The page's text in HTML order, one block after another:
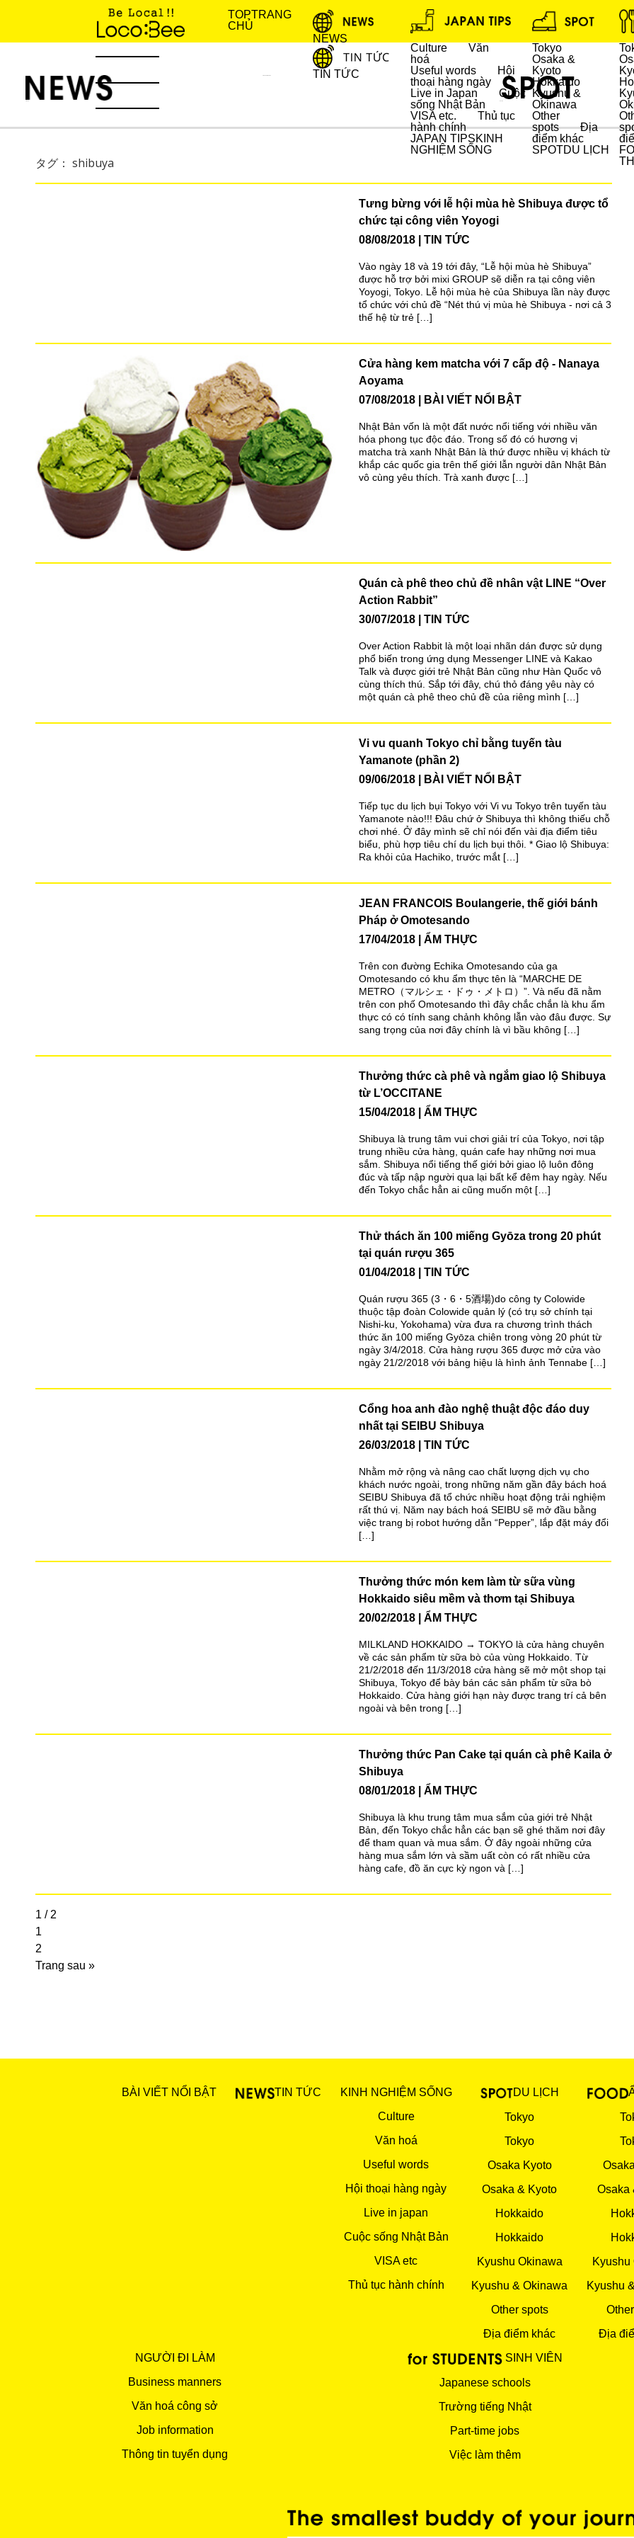
TOPTRANG
CHỦ
NEWS
TIN TỨC
Culture
Văn
hoá
Useful words
Hội
thoại hàng ngày
Live in Japan
Cuộc
sống Nhật Bản
VISA etc.
Thủ tục
hành chính
JAPAN TIPSKINH
NGHIỆM SỐNG
Tokyo
Osaka &
Kyoto
Hokkaido
Kyushu &
Okinawa
Other
spots
Địa
điểm khác
SPOTDU LỊCH
タグ： shibuya
Tưng bừng với lễ hội mùa hè Shibuya được tổ
chức tại công viên Yoyogi
08/08/2018
TIN TỨC
Vào ngày 18 và 19 tới đây, “Lễ hội mùa hè Shibuya”
được hỗ trợ bởi mixi GROUP sẽ diễn ra tại công viên
Yoyogi, Tokyo. Lễ hội mùa hè của Shibuya lần này được
tổ chức với chủ đề “Nét thú vị mùa hè Shibuya - nơi cả 3
thế hệ từ trẻ […]
Cửa hàng kem matcha với 7 cấp độ - Nanaya
Aoyama
07/08/2018
BÀI VIẾT NỔI BẬT
Nhật Bản vốn là một đất nước nổi tiếng với nhiều văn
hóa phong tục độc đáo. Trong số đó có hương vị
matcha trà xanh Nhật Bản là thứ được nhiều vị khách từ
khắp các quốc gia trên thế giới lẫn người dân Nhật Bản
vô cùng yêu thích. Trà xanh được […]
Quán cà phê theo chủ đề nhân vật LINE “Over
Action Rabbit”
30/07/2018
TIN TỨC
Over Action Rabbit là một loại nhãn dán được sử dụng
phổ biến trong ứng dụng Messenger LINE và Kakao
Talk và được giới trẻ Nhật Bản cũng như Hàn Quốc vô
cùng thích thú. Sắp tới đây, chú thỏ đáng yêu này có
một quán cà phê theo chủ đề của riêng mình […]
Vi vu quanh Tokyo chỉ bằng tuyến tàu
Yamanote (phần 2)
09/06/2018
BÀI VIẾT NỔI BẬT
Tiếp tục du lịch bụi Tokyo với Vi vu Tokyo trên tuyến tàu
Yamanote nào!!! Đâu chứ ở Shibuya thì không thiếu chỗ
chơi nhé. Ở đây mình sẽ chỉ nói đến vài địa điểm tiêu
biểu, phù hợp tiêu chí du lịch bụi thôi. * Giao lộ Shibuya:
Ra khỏi của Hachiko, trước mắt […]
JEAN FRANCOIS Boulangerie, thế giới bánh
Pháp ở Omotesando
17/04/2018
ẨM THỰC
Trên con đường Echika Omotesando của ga
Omotesando có khu ẩm thực tên là “MARCHE DE
METRO（マルシェ・ドゥ・メトロ）”. Và nếu đã nằm
trên con phố Omotesando thì đây chắc chắn là khu ẩm
thực có có tính sang chảnh không lẫn vào đâu được. Sự
sang trọng của nơi đây chính là vì bầu không […]
Thưởng thức cà phê và ngắm giao lộ Shibuya
từ L’OCCITANE
15/04/2018
ẨM THỰC
Shibuya là trung tâm vui chơi giải trí của Tokyo, nơi tập
trung nhiều cửa hàng, quán cafe hay những nơi mua
sắm. Shibuya nổi tiếng thế giới bởi giao lộ luôn đông
đúc và tấp nập người qua lại bất kể đêm hay ngày. Nếu
đến Tokyo chắc hẳn ai cũng muốn một […]
Thử thách ăn 100 miếng Gyōza trong 20 phút
tại quán rượu 365
01/04/2018
TIN TỨC
Quán rượu 365 (3・6・5酒場)do công ty Colowide
thuộc tập đoàn Colowide quản lý (có trụ sở chính tại
Nishi-ku, Yokohama) vừa đưa ra chương trình thách
thức ăn 100 miếng Gyōza chiên trong vòng 20 phút từ
ngày 3/4/2018. Cửa hàng rượu 365 được mở cửa vào
ngày 21/2/2018 với bảng hiệu là hình ảnh Tennabe […]
Cổng hoa anh đào nghệ thuật độc đáo duy
nhất tại SEIBU Shibuya
26/03/2018
TIN TỨC
Nhằm mở rộng và nâng cao chất lượng dịch vụ cho
khách nước ngoài, trong những năm gần đây bách hoá
SEIBU Shibuya đã tổ chức nhiều hoạt động trải nghiệm
rất thú vị. Năm nay bách hoá SEIBU sẽ mở đầu bằng
việc trang bị robot hướng dẫn “Pepper”, lắp đặt máy đổi
[…]
Thưởng thức món kem làm từ sữa vùng
Hokkaido siêu mềm và thơm tại Shibuya
20/02/2018
ẨM THỰC
MILKLAND HOKKAIDO → TOKYO là cửa hàng chuyên
về các sản phẩm từ sữa bò của vùng Hokkaido. Từ
21/2/2018 đến 11/3/2018 cửa hàng sẽ mở một shop tại
Shibuya, Tokyo để bày bán các sản phẩm từ sữa bò
Hokkaido. Cửa hàng giới hạn này được trang trí cả bên
ngoài và bên trong […]
Thưởng thức Pan Cake tại quán cà phê Kaila ở
Shibuya
08/01/2018
ẨM THỰC
Shibuya là khu trung tâm mua sắm của giới trẻ Nhật
Bản, đến Tokyo chắc hẳn các bạn sẽ ghé thăm nơi đây
để tham quan và mua sắm. Ở đây ngoài những cửa
hàng mua sắm lớn và sầm uất còn có rất nhiều cửa
hàng cafe, đồ ăn cực kỳ ngon và […]
1 / 2
1
2
Trang sau »
BÀI VIẾT NỔI BẬT TIN TỨC
KINH NGHIỆM SỐNG
Culture
Văn hoá
Useful words
Hội thoại hàng ngày
Live in japan
Cuộc sống Nhật Bản
VISA etc
Thủ tục hành chính
DU LỊCH
Tokyo
Tokyo
Osaka Kyoto
Osaka & Kyoto
Hokkaido
Hokkaido
Kyushu Okinawa
Kyushu & Okinawa
Other spots
Địa điểm khác
Osaka
Kyushu
Kyushu
Địa
NGƯỜI ĐI LÀM
Business manners
Văn hoá công sở
Job information
Thông tin tuyển dụng
SINH VIÊN
Japanese schools
Trường tiếng Nhật
Part-time jobs
Việc làm thêm